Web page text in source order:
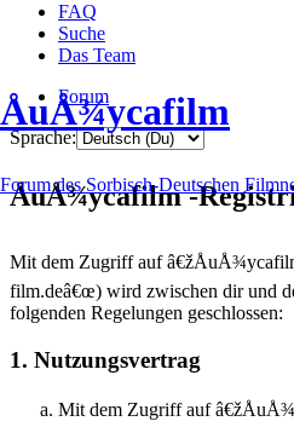
ÅuÅ¾ycafilm
Forum des Sorbisch-Deutschen
FAQ
Suche
Das Team
Forum
Sprache:
ÅuÅ¾ycafilm -
Mit dem Zugriff auf
film.deâ€œ) wird zwischen dir und
folgenden Regelungen geschlossen:
1. Nutzungsvertrag
Mit dem Zugriff auf